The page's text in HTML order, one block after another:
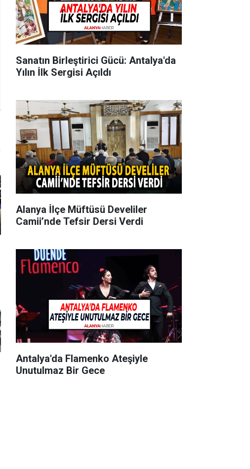
Sanatın Birleştirici Gücü: Antalya'da
Yılın İlk Sergisi Açıldı
Alanya İlçe Müftüsü Develiler
Camii’nde Tefsir Dersi Verdi
Antalya'da Flamenko Ateşiyle
Unutulmaz Bir Gece